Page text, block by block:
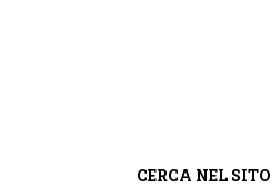
CERCA NEL SITO